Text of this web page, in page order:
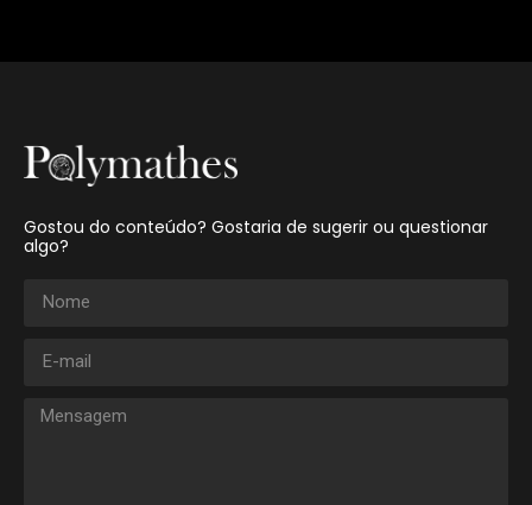
Gostou do conteúdo? Gostaria de sugerir ou questionar
algo?